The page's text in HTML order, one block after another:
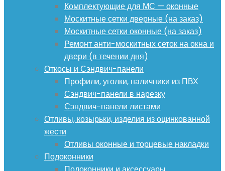
Комплектующие для МС — оконные
Москитные сетки дверные (на заказ)
Москитные сетки оконные (на заказ)
Ремонт анти-москитных сеток на окна и
двери (в течении дня)
Откосы и Сэндвич-панели
Профили, уголки, наличники из ПВХ
Сэндвич-панели в нарезку
Сэндвич-панели листами
Отливы, козырьки, изделия из оцинкованной
жести
Отливы оконные и торцевые накладки
Подоконники